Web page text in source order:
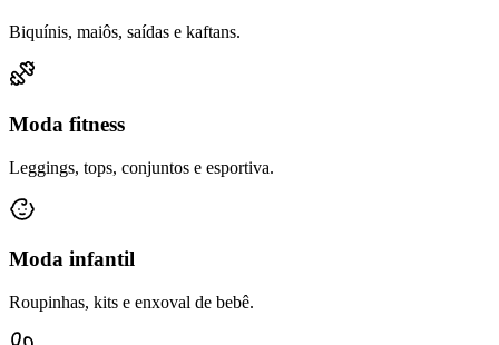
Biquínis, maiôs, saídas e kaftans.
Moda fitness
Leggings, tops, conjuntos e esportiva.
Moda infantil
Roupinhas, kits e enxoval de bebê.